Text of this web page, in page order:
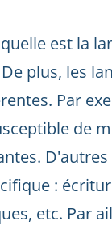
est la
plus, les
Par
de
:
etc. Par